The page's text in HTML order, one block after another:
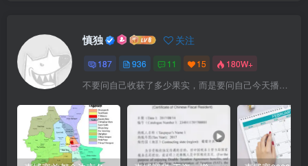
慎独 关注
187 936 11 15 180W+
不要问自己收获了多少果实，而是要问自己今天播种了多少种子